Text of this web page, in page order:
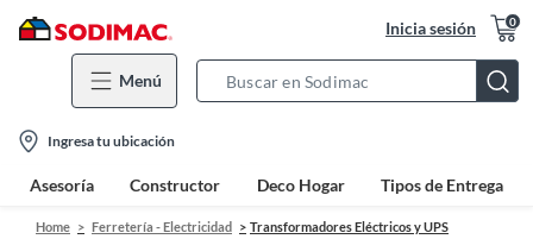
Inicia sesión 0
Menú
Bar
location-
icon
Ingresa tu ubicación
Asesoría Constructor Deco Hogar Tipos de Entrega
Home Ferretería - Electricidad Transformadores Eléctricos y UPS